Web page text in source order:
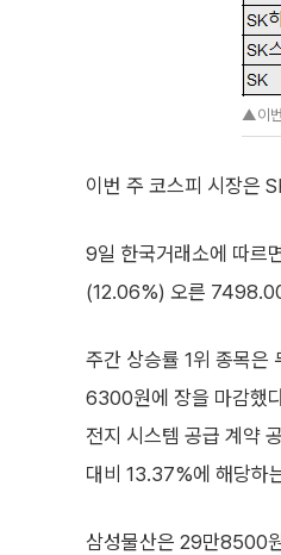
▲이번
이번 주 코스피 시장은
9일 한국거래소에 따르
(12.06%) 오른
주간 상승률 1위 종목
6300원에 장을 마감했
전지 시스템 공급 계약
대비 13.37%에 해당하
삼성물산은 29만8500